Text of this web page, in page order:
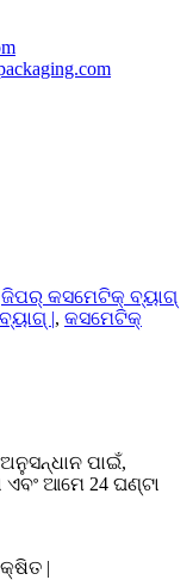
ଜିପର୍ କସମେଟିକ୍ ବ୍ୟାଗ୍
|, କସମେଟିକ୍
ପାଇଁ,
ଆମେ 24 ଘଣ୍ଟା
|